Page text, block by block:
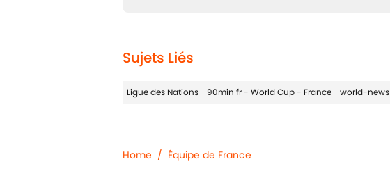
Sujets Liés
Ligue des Nations 90min fr - World Cup - France world-news
Home / Équipe de France